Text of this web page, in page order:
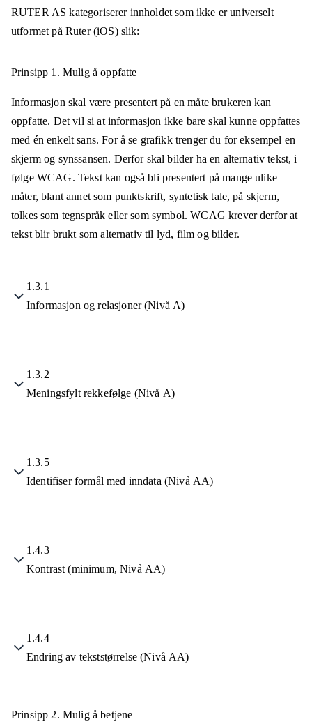
RUTER AS kategoriserer innholdet som ikke er universelt
utformet på Ruter (iOS)slik:
Prinsipp 1. Mulig å oppfatte
Informasjon skal være presentert på en måte brukeren kan
oppfatte. Det vil si at informasjon ikke bare skal kunne oppfattes
med én enkelt sans. For å se grafikk trenger du for eksempel en
skjerm og synssansen. Derfor skal bilder ha en alternativ tekst, i
følge WCAG. Tekst kan også bli presentert på mange ulike
måter, blant annet som punktskrift, syntetisk tale, på skjerm,
tolkes som tegnspråk eller som symbol. WCAG krever derfor at
tekst blir brukt som alternativ til lyd, film og bilder.
1.3.1
Informasjon og relasjoner (Nivå A)
1.3.2
Meningsfylt rekkefølge (Nivå A)
1.3.5
Identifiser formål med inndata (Nivå AA)
1.4.3
Kontrast (minimum, Nivå AA)
1.4.4
Endring av tekststørrelse (Nivå AA)
Prinsipp 2. Mulig å betjene